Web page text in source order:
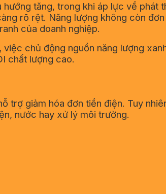
tăng, trong khi áp lực về phát
rõ rệt. Năng lượng không còn
của doanh nghiệp.
chủ động nguồn năng lượng
chất lượng cao.
trợ giảm hóa đơn tiền điện. Tuy
nước hay xử lý môi trường.